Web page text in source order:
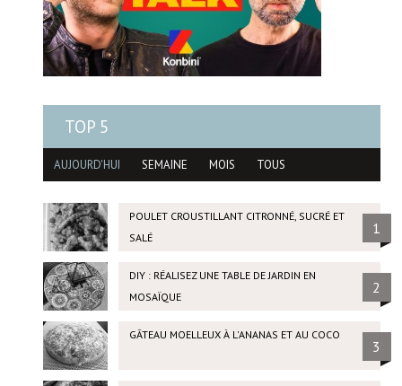
TOP 5
AUJOURD'HUI SEMAINE MOIS TOUS
POULET CROUSTILLANT CITRONNÉ, SUCRÉ ET
SALÉ
1
DIY : RÉALISEZ UNE TABLE DE JARDIN EN
MOSAÏQUE
2
GÂTEAU MOELLEUX À L'ANANAS ET AU COCO
3